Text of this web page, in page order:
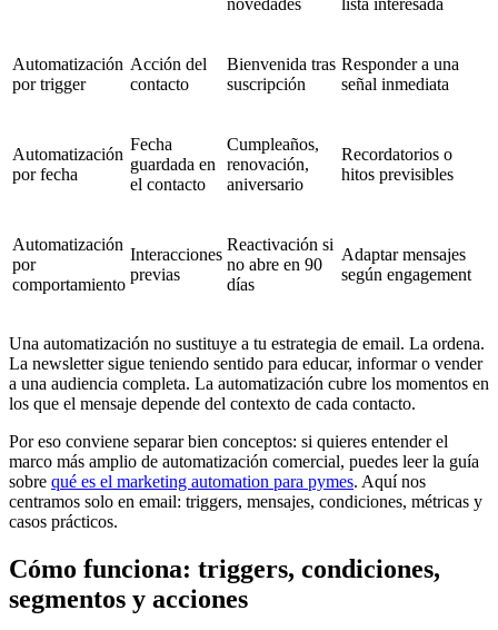
Automatización
por trigger
Acción del
contacto
Bienvenida tras
suscripción
Responder a una
señal inmediata
Automatización
por fecha
Fecha
guardada en
el contacto
Cumpleaños,
renovación,
aniversario
Recordatorios o
hitos previsibles
Automatización
por
comportamiento
Interacciones
previas
Reactivación si
no abre en 90
días
Adaptar mensajes
según engagement
Una automatización no sustituye a tu estrategia de email. La ordena.
La newsletter sigue teniendo sentido para educar, informar o vender
a una audiencia completa. La automatización cubre los momentos en
los que el mensaje depende del contexto de cada contacto.
Por eso conviene separar bien conceptos: si quieres entender el
marco más amplio de automatización comercial, puedes leer la guía
sobre qué es el marketing automation para pymes. Aquí nos
centramos solo en email: triggers, mensajes, condiciones, métricas y
casos prácticos.
Cómo funciona: triggers, condiciones,
segmentos y acciones